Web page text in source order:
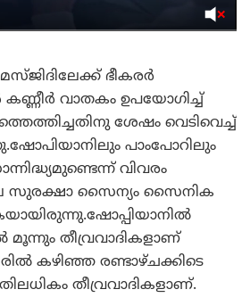
ഭീകരർ
വാതകം ഉപയോഗിച്ച്
ശേഷം വെടിവെച്ച്
പാംപോറിലും
വിവരം
സുരക്ഷാ സൈന്യം സൈനിക
തീവ്രവാദികളാണ്
കഴിഞ്ഞ രണ്ടാഴ്ചക്കിടെ
തീവ്രവാദികളാണ്.